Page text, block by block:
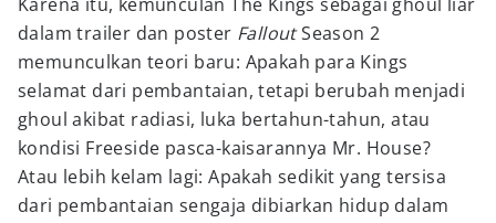
dalam trailer dan poster FalloutSeason 2
memunculkan teori baru: Apakah para Kings
selamat dari pembantaian, tetapi berubah menjadi
ghoul akibat radiasi, luka bertahun-tahun, atau
kondisi Freeside pasca-kaisarannya Mr. House?
Atau lebih kelam lagi: Apakah sedikit yang tersisa
dari pembantaian sengaja dibiarkan hidup dalam